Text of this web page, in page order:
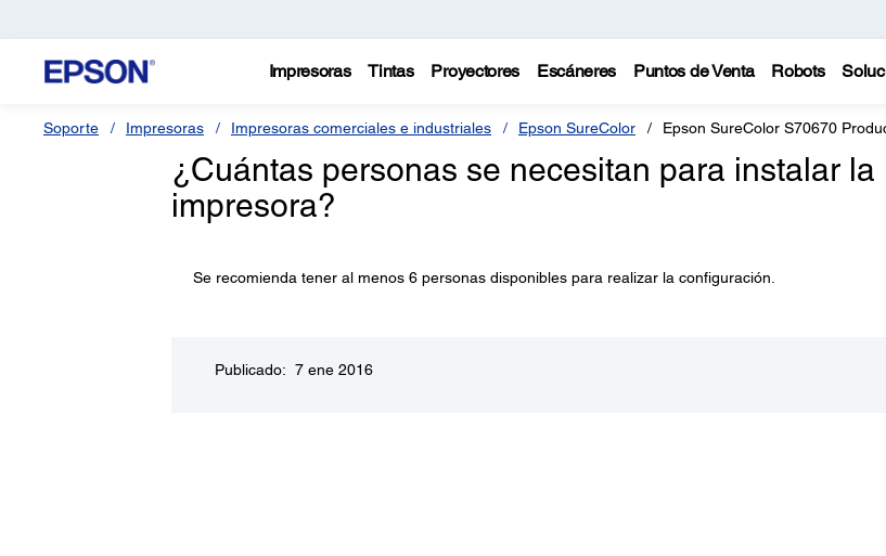
Impresoras Tintas Proyectores Escáneres Puntos de Venta Robots
Soporte Impresoras Impresoras comerciales e industriales Epson SureColor Epson SureColor S70670
¿Cuántas personas se necesitan para instalar la
impresora?
Se recomienda tener al menos 6 personas disponibles para realizar la configuración.
Publicado: 7 ene 2016